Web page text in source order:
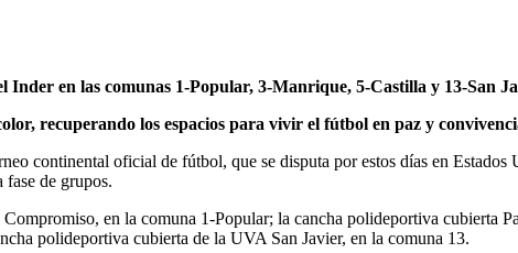
Inder en las comunas 1-Popular, 3-Manrique, 5-Castilla y 13-San
recuperando los espacios para vivir el fútbol en paz y
continental oficial de fútbol, que se disputa por estos días en
de grupos.
en la comuna 1-Popular; la cancha polideportiva cubierta
polideportiva cubierta de la UVA San Javier, en la comuna 13.